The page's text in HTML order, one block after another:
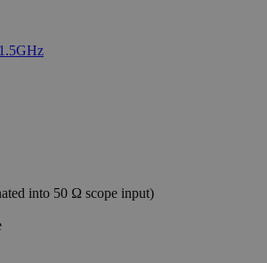
into 50 Ω scope input)